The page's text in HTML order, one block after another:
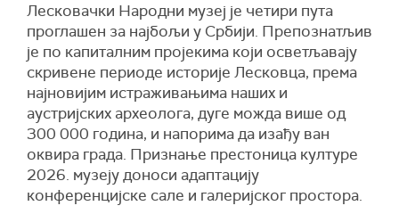
Лесковачки Народни музеј је четири пута
проглашен за најбољи у Србији. Препознатљив
је по капиталним пројекима који осветљавају
скривене периоде историје Лесковца, према
најновијим истраживањима наших и
аустријских археолога, дуге можда више од
300 000 година, и напорима да изађу ван
оквира града. Признање престоница културе
2026. музеју доноси адаптацију
конференцијске сале и галеријског простора.